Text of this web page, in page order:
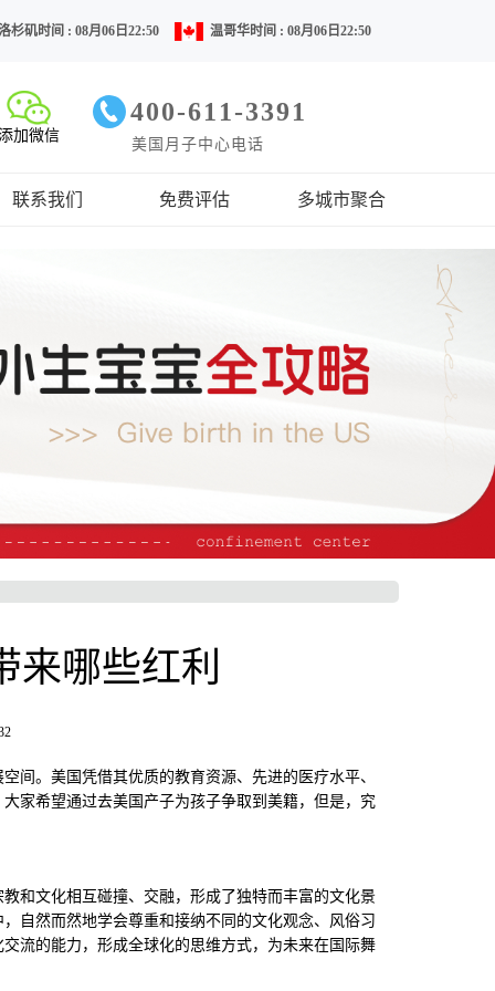
杉矶时间 : 08月06日22:50 温哥华时间 : 08月06日22:50
加微信
400-611-3391
美国月子中心电话
联系我们 免费评估 多城市聚合
来哪些红利
。美国凭借其优质的教育资源、先进的医疗水平、
家希望通过去美国产子为孩子争取到美籍，但是，究
文化相互碰撞、交融，形成了独特而丰富的文化景
自然而然地学会尊重和接纳不同的文化观念、风俗习
流的能力，形成全球化的思维方式，为未来在国际舞